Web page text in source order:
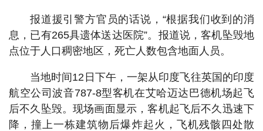
报道援引警方官员的话说，“根据我们收到的消
息，已有265具遗体送达医院”。报道说，客机坠毁地
点位于人口稠密地区，死亡人数包含地面人员。
当地时间12日下午，一架从印度飞往英国的印度
航空公司波音787-8型客机在艾哈迈达巴德机场起飞
后不久坠毁。现场画面显示，客机起飞后不久迅速下
降，撞上一栋建筑物后爆炸起火，飞机残骸四处散